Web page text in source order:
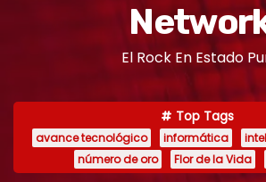
El Rock En Estado
Top Tags
avance tecnológico informática
número de oro
Flor de la Vida